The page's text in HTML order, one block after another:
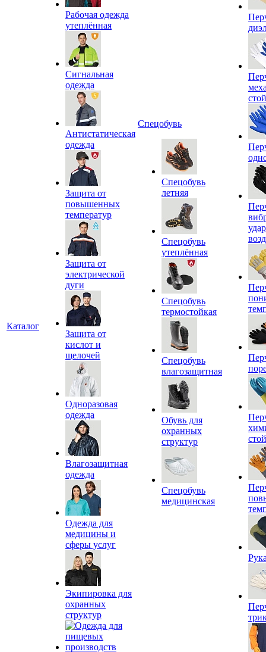
Каталог
Рабочая одежда
утеплённая
Сигнальная
одежда
Антистатическая
одежда
Защита от
повышенных
температур
Защита от
электрической
дуги
Защита от
кислот и
щелочей
Одноразовая
одежда
Влагозащитная
одежда
Одежда для
медицины и
сферы услуг
Экипировка для
охранных
структур
Спецобувь
Спецобувь
летняя
Спецобувь
утеплённая
Спецобувь
термостойкая
Спецобувь
влагозащитная
Обувь для
охранных
структур
Спецобувь
медицинская